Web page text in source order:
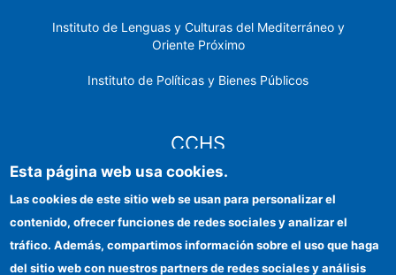
Instituto de Lenguas y Culturas del Mediterráneo y
Oriente Próximo
Instituto de Políticas y Bienes Públicos
CCHS
Identidad institucional
Esta página web usa cookies.
Las cookies de este sitio web se usan para personalizar el
contenido, ofrecer funciones de redes sociales y analizar el
tráfico. Además, compartimos información sobre el uso que haga
del sitio web con nuestros partners de redes sociales y análisis